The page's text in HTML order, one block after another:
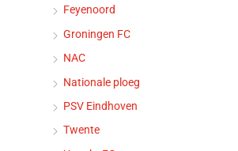
Feyenoord
Groningen FC
NAC
Nationale ploeg
PSV Eindhoven
Twente